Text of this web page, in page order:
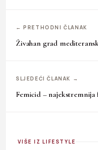
← PRETHODNI ČLANAK
Živahan grad
SLJEDEĆI ČLANAK →
Femicid –
VIŠE IZ LIFESTYLE